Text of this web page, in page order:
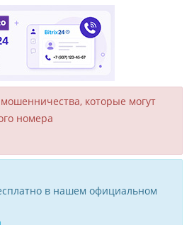
кото­рые могут
номера
в нашем официальном